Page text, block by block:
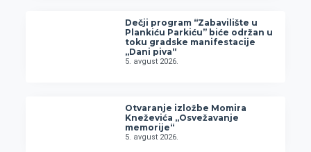
Dečji program “Zabavilište u
Plankiću Parkiću” biće održan u
toku gradske manifestacije
„Dani piva“
5. avgust 2026.
Otvaranje izložbe Momira
Kneževića „Osvežavanje
memorije“
5. avgust 2026.